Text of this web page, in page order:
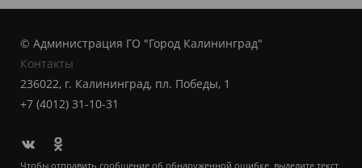
© Администрация ГО "Город Калининград"
Контакты
236022, г. Калининград, пл. Победы, 1
+7 (4012) 31-10-31
Чтобы отправить сообщение об обнаруженной ошибке, выделите текст